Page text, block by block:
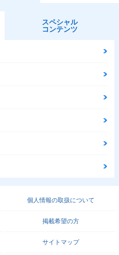
スペシャル
コンテンツ
個人情報の取扱について
掲載希望の方
サイトマップ